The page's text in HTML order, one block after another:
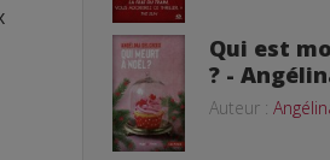
Qui est
? -
Auteur :